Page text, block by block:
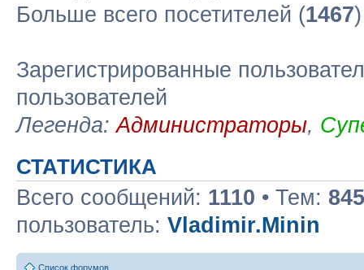
Больше всего посетителей (1467
Зарегистрированные
пользователей
Легенда:Администраторы,
СТАТИСТИКА
Всего сообщений: 1110 • Тем: 845
пользователь: Vladimir.Minin
Список форумов